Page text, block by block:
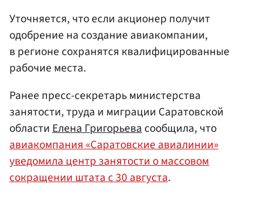
Уточняется, что если акционер получит
одобрение на создание авиакомпании,
в регионе сохранятся квалифицированные
рабочие места.
Ранее пресс-секретарь министерства
занятости, труда и миграции Саратовской
областиЕлена Григорьевасообщила, что
авиакомпания «Саратовские авиалинии»
уведомила центр занятости о массовом
сокращении штата с 30 августа.